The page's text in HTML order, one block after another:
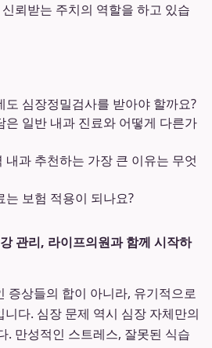
뢰받는 주치의 역할을 하고 있습
도 심장정밀검사를 받아야 할까요?
은 일반 내과 진료와 어떻게 다른가
내과 추천하는 가장 큰 이유는 무엇
는 보험 적용이 되나요?
관리, 라이프의원과 함께 시작하
증상들의 합이 아니라, 유기적으로
다. 심장 문제 역시 심장 자체만의
. 만성적인 스트레스, 잘못된 식습